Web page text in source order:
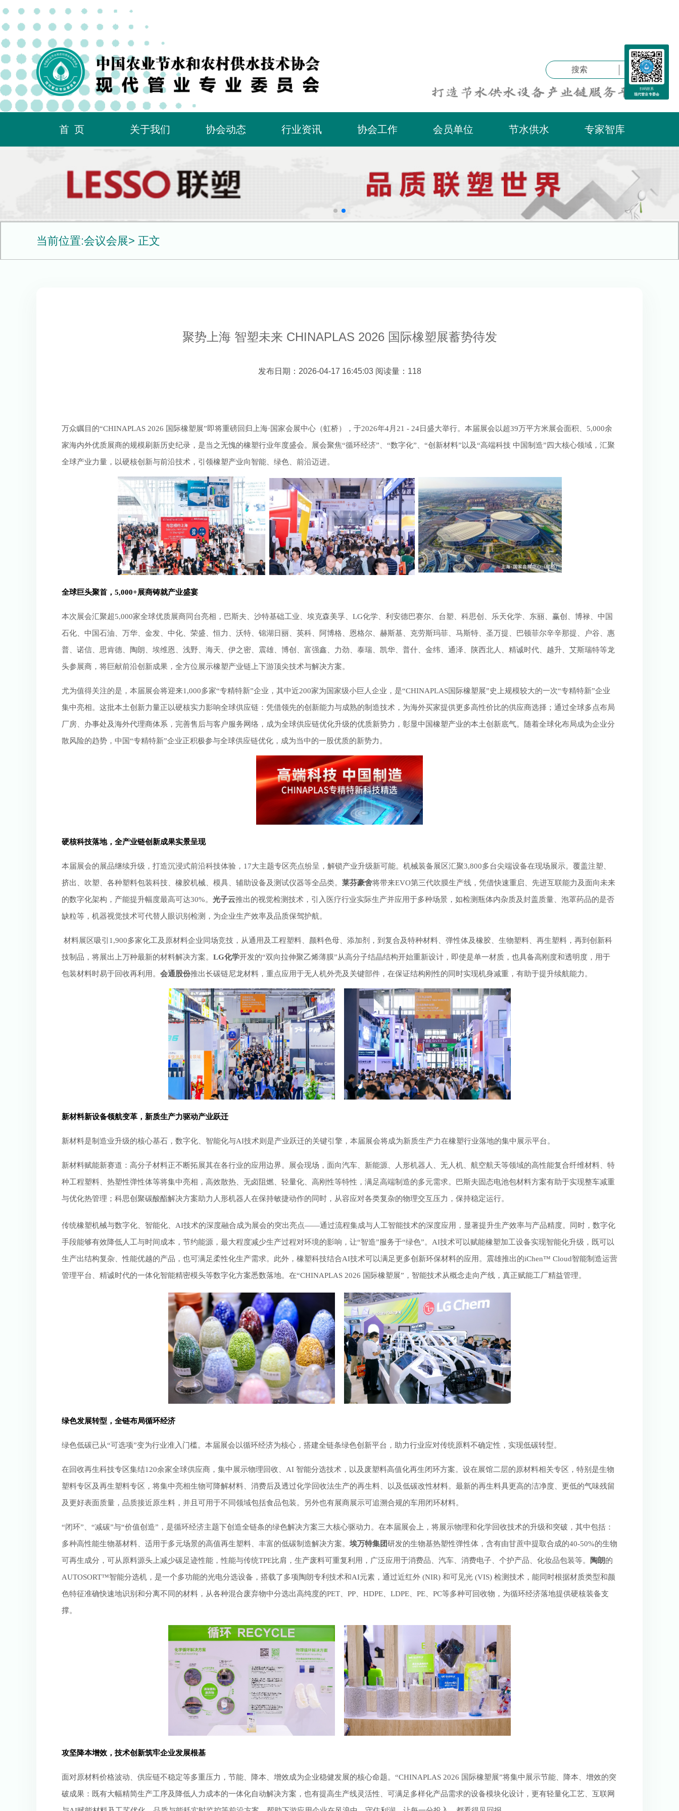
搜索
首页 关于我们 协会动态 行业资讯 协会工作 会员单位 节水供水 专家智库
扫码联系
现代管业专委会
当前位置:会议会展> 正文
聚势上海 智塑未来 CHINAPLAS 2026 国际橡塑展蓄势待发
发布日期：2026-04-17 16:45:03 阅读量：118
万众瞩目的“CHINAPLAS 2026 国际橡塑展”即将重磅回归上海·国家会展中心（虹桥），于2026年4月21 - 24日盛大举行。本届展会以超39万平方米展会面积、5,000余
家海内外优质展商的规模刷新历史纪录，是当之无愧的橡塑行业年度盛会。展会聚焦“循环经济”、“数字化”、“创新材料”以及“高端科技 中国制造”四大核心领域，汇聚
全球产业力量，以硬核创新与前沿技术，引领橡塑产业向智能、绿色、前沿迈进。
全球巨头聚首，5,000+展商铸就产业盛宴
本次展会汇聚超5,000家全球优质展商同台亮相，巴斯夫、沙特基础工业、埃克森美孚、LG化学、利安德巴赛尔、台塑、科思创、乐天化学、东丽、赢创、博禄、中国
石化、中国石油、万华、金发、中化、荣盛、恒力、沃特、锦湖日丽、英科、阿博格、恩格尔、赫斯基、克劳斯玛菲、马斯特、圣万提、巴顿菲尔辛辛那提、户谷、惠
普、诺信、思肯德、陶朗、埃维恩、浅野、海天、伊之密、震雄、博创、富强鑫、力劲、泰瑞、凯华、普什、金纬、通泽、陕西北人、精诚时代、越升、艾斯瑞特等龙
头参展商，将巨献前沿创新成果，全方位展示橡塑产业链上下游顶尖技术与解决方案。
尤为值得关注的是，本届展会将迎来1,000多家“专精特新”企业，其中近200家为国家级小巨人企业，是“CHINAPLAS国际橡塑展”史上规模较大的一次“专精特新”企业
集中亮相。这批本土创新力量正以硬核实力影响全球供应链：凭借领先的创新能力与成熟的制造技术，为海外买家提供更多高性价比的供应商选择；通过全球多点布局
厂房、办事处及海外代理商体系，完善售后与客户服务网络，成为全球供应链优化升级的优质新势力，彰显中国橡塑产业的本土创新底气。随着全球化布局成为企业分
散风险的趋势，中国“专精特新”企业正积极参与全球供应链优化，成为当中的一股优质的新势力。
硬核科技落地，全产业链创新成果实景呈现
本届展会的展品继续升级，打造沉浸式前沿科技体验，17大主题专区亮点纷呈，解锁产业升级新可能。机械装备展区汇聚3,800多台尖端设备在现场展示。覆盖注塑、
挤出、吹塑、各种塑料包装科技、橡胶机械、模具、辅助设备及测试仪器等全品类。 莱芬豪舍将带来EVO第三代吹膜生产线，凭借快速重启、先进互联能力及面向未来
的数字化架构，产能提升幅度最高可达30%。 光子云推出的视觉检测技术，引入医疗行业实际生产并应用于多种场景，如检测瓶体内杂质及封盖质量、泡罩药品的是否
缺粒等，机器视觉技术可代替人眼识别检测，为企业生产效率及品质保驾护航。
技制品，将展出上万种最新的材料解决方案。 LG化学开发的“双向拉伸聚乙烯薄膜”从高分子结晶结构开始重新设计，即使是单一材质，也具备高刚度和透明度，用于
包装材料时易于回收再利用。 会通股份推出长碳链尼龙材料，重点应用于无人机外壳及关键部件，在保证结构刚性的同时实现机身减重，有助于提升续航能力。
新材料新设备领航变革，新质生产力驱动产业跃迁
新材料是制造业升级的核心基石，数字化、智能化与AI技术则是产业跃迁的关键引擎，本届展会将成为新质生产力在橡塑行业落地的集中展示平台。
新材料赋能新赛道：高分子材料正不断拓展其在各行业的应用边界。展会现场，面向汽车、新能源、人形机器人、无人机、航空航天等领域的高性能复合纤维材料、特
种工程塑料、热塑性弹性体等将集中亮相，高效散热、无卤阻燃、轻量化、高刚性等特性，满足高端制造的多元需求。巴斯夫固态电池包材料方案有助于实现整车减重
与优化热管理；科思创聚碳酸酯解决方案助力人形机器人在保持敏捷动作的同时，从容应对各类复杂的物理交互压力，保持稳定运行。
传统橡塑机械与数字化、智能化、AI技术的深度融合成为展会的突出亮点——通过流程集成与人工智能技术的深度应用，显著提升生产效率与产品精度。同时，数字化
手段能够有效降低人工与时间成本，节约能源，最大程度减少生产过程对环境的影响，让“智造”服务于“绿色”。AI技术可以赋能橡塑加工设备实现智能化升级，既可以
生产出结构复杂、性能优越的产品，也可满足柔性化生产需求。此外，橡塑科技结合AI技术可以满足更多创新环保材料的应用。震雄推出的iChen™ Cloud智能制造运营
管理平台、精诚时代的一体化智能精密模头等数字化方案悉数落地。在“CHINAPLAS 2026 国际橡塑展”，智能技术从概念走向产线，真正赋能工厂精益管理。
绿色发展转型，全链布局循环经济
绿色低碳已从“可选项”变为行业准入门槛。本届展会以循环经济为核心，搭建全链条绿色创新平台，助力行业应对传统原料不确定性，实现低碳转型。
在回收再生科技专区集结120余家全球供应商，集中展示物理回收、AI 智能分选技术，以及废塑料高值化再生闭环方案。设在展馆二层的原材料相关专区，特别是生物
塑料专区及再生塑料专区，将集中亮相生物可降解材料、消费后及透过化学回收法生产的再生料、以及低碳改性材料。最新的再生料具更高的洁净度、更低的气味残留
及更好表面质量，品质接近原生料，并且可用于不同领域包括食品包装。另外也有展商展示可追溯合规的车用闭环材料。
“闭环”、“减碳”与“价值创造”，是循环经济主题下创造全链条的绿色解决方案三大核心驱动力。在本届展会上，将展示物理和化学回收技术的升级和突破，其中包括：
多种高性能生物基材料、适用于多元场景的高值再生塑料、丰富的低碳制造解决方案。 埃万特集团研发的生物基热塑性弹性体，含有由甘蔗中提取合成的40-50%的生物
可再生成分，可从原料源头上减少碳足迹性能，性能与传统TPE比肩，生产废料可重复利用，广泛应用于消费品、汽车、消费电子、个护产品、化妆品包装等。 陶朗的
AUTOSORT™智能分选机，是一个多功能的光电分选设备，搭载了多项陶朗专利技术和AI元素，通过近红外 (NIR) 和可见光 (VIS) 检测技术，能同时根据材质类型和颜
色特征准确快速地识别和分离不同的材料，从各种混合废弃物中分选出高纯度的PET、PP、HDPE、LDPE、PE、PC等多种可回收物，为循环经济落地提供硬核装备支
撑。
攻坚降本增效，技术创新筑牢企业发展根基
面对原材料价格波动、供应链不稳定等多重压力，节能、降本、增效成为企业稳健发展的核心命题。“CHINAPLAS 2026 国际橡塑展”将集中展示节能、降本、增效的突
破成果：既有大幅精简生产工序及降低人力成本的一体化自动解决方案，也有提高生产线灵活性、可满足多样化产品需求的设备模块化设计，更有轻量化工艺、互联网